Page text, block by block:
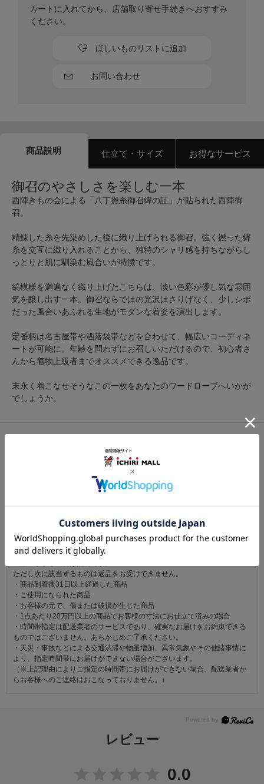
お問い合わせ
ほしいものリストに追加
カートに入れてから、店舗取り寄せ手続きへおすすみ
ください。
商品説明 仕立て・サイズ お得なサービス
御召のやさしさを楽しむ一本
西陣きもの会による「八丁撚糸御召緯の証」が貼られた西陣御
召。
精錬した糸を先染めした後に織り上げられる御召。強く撚った緯
糸を交互に織り入れることから、独特のシャリ感を持ちながらし
っとりと肌に馴染む風合いが特徴です。
縞模様を満遍なく織り上げたこちらは、淡い色彩が優し気な雰囲
気を醸し出す一本。御召ならではの光沢はさりげなく、少しシボ
だった風合いあふれる生地がモダンな着姿を演出します。
定番柄は名古屋帯や洒落袋帯などを合わせて、幅広いコーディネ
ートが可能に。年齢を問わずにお召しいただけるので、初心者さ
んから着物上級者までオススメできる逸品です。
末永く着こなせそうなこの一枚をあなたのワードローブへいかが
でしょうか。
この商品を見た人は
こちらの商品も見ています
注意事項
お仕立て後、お客様の手元に届いてから30日以内であれば返品可能です。
ただし次に該当するものは返品をお受けできません。
・商品到着後31日以上経過した商品
・ご使用になられた商品
・お客様の元で、傷または破損が生じた商品
・1点あたり20万円以上の商品でお客様の寸法にお仕立て済みの場合
・時間帯指定は配送業者のサービスであり、確実なお届けをお約束できる
ものではございません。あらかじめご了承ください。
・天災・事故などによる交通渋滞や物量増加、異常気象やその他諸事情に
より、指定時間帯にお届けができない場合がございます。
（※上記理由によりご指定の時間帯にお届けができない場合、配送業者か
らお客様へのご連絡はおこなっておりません。）
レビュー
0.0